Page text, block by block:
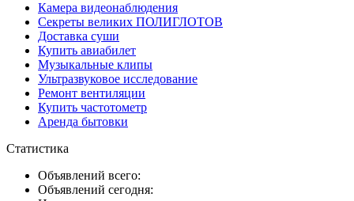
Камера видеонаблюдения
Секреты великих ПОЛИГЛОТОВ
Доставка суши
Купить авиабилет
Музыкальные клипы
Ультразвуковое исследование
Ремонт вентиляции
Купить частотометр
Аренда бытовки
Статистика
Объявлений всего:
Объявлений сегодня: